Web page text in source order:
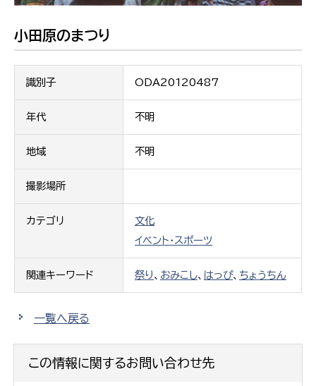
小田原のまつり
識別子 ODA20120487
年代 不明
地域 不明
撮影場所
カテゴリ
文化
イベント・スポーツ
関連キーワード 祭り 、 おみこし、 はっぴ、 ちょうちん
一覧へ戻る
この情報に関するお問い合わせ先